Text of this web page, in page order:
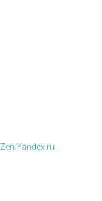
Zen.Yandex.ru